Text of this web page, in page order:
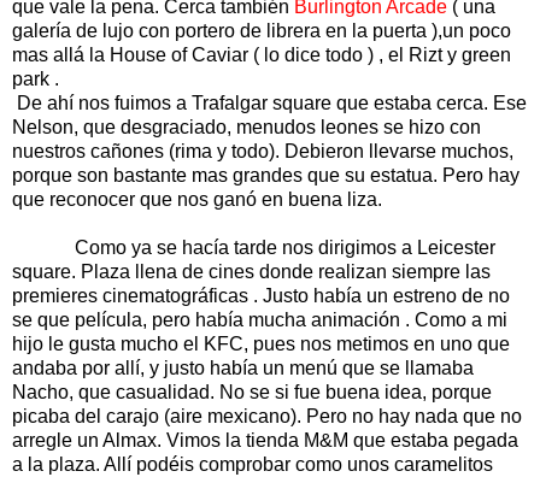
que vale la pena. Cerca también Burlington Arcade ( una
galería de lujo con portero de librera en la puerta ),un poco
mas allá la House of Caviar ( lo dice todo ) , el Rizt y green
park .
De ahí nos fuimos a Trafalgar square que estaba cerca. Ese
Nelson, que desgraciado, menudos leones se hizo con
nuestros cañones (rima y todo). Debieron llevarse muchos,
porque son bastante mas grandes que su estatua. Pero hay
que reconocer que nos ganó en buena liza.
Como ya se hacía tarde nos dirigimos a Leicester
square. Plaza llena de cines donde realizan siempre las
premieres cinematográficas . Justo había un estreno de no
se que película, pero había mucha animación . Como a mi
hijo le gusta mucho el KFC, pues nos metimos en uno que
andaba por allí, y justo había un menú que se llamaba
Nacho, que casualidad. No se si fue buena idea, porque
picaba del carajo (aire mexicano). Pero no hay nada que no
arregle un Almax. Vimos la tienda M&M que estaba pegada
a la plaza. Allí podéis comprobar como unos caramelitos